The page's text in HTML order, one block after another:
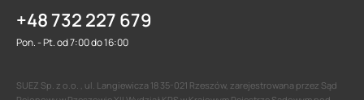
+48 732 227 679
Pon. - Pt. od 7:00 do 16:00
SUEZ Sp. z o.o. , ul. Langiewicza 18 35-021 Rzeszów, zarejestrowana przez Sąd